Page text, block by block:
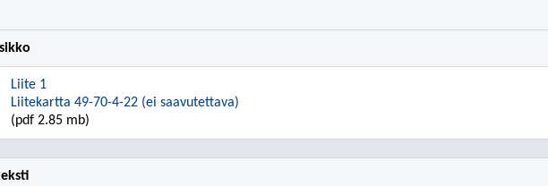
Liite 1
Liitekartta 49-70-4-22 (ei saavutettava)
(pdf 2.85 mb)